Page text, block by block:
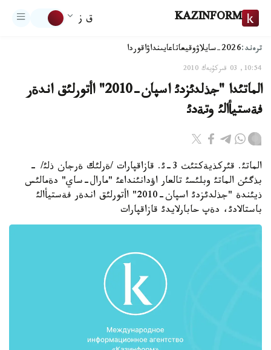
KAZINFORM ق ز
ترەند:2026-سايلاۋ وقيعاتاعايىنداۋاقوردا
10:54, 03 قىركۇيەك 2010
الماتئدا "جذلدئزدئ اسپان-2010" اأتورلئق اندةر
فةستيأالئ وتةدئ
الماتئ. قئركذيةكتئث 3-ئ. قازاقپارات /ةرلئك ةرجان ذلئ/ -
بذگئن الماتئ وبلئسئ تالعار اؤدانئنداعئ "مارال-ساي" دةمالئس
ذيئندة "جذلدئزدئ اسپان-2010" اأتورلئق اندةر فةستيأالئ
باستالادئ، دةپ حابارلايدئ قازاقپارات